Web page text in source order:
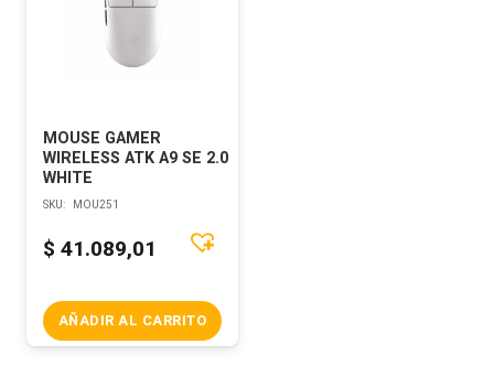
MOUSE GAMER
WIRELESS ATK A9 SE 2.0
WHITE
SKU: MOU251
$ 41.089,01
AÑADIR AL CARRITO